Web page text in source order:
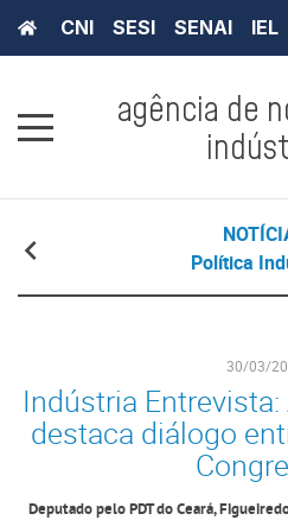
CNI SESI SENAI IEL
agência de
Política
30/03/
Indústria
destaca diálogo
Deputado pelo PDT do Ceará,